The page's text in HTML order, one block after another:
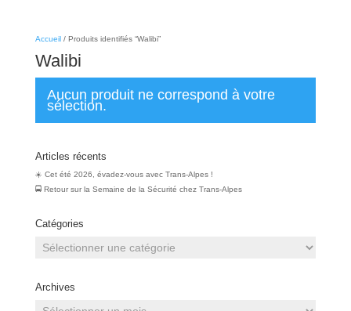
Accueil/ Produits identifiés “Walibi”
Walibi
Aucun produit ne correspond à votre
sélection.
Articles récents
☀️ Cet été 2026, évadez-vous avec Trans-Alpes !
🚍 Retour sur la Semaine de la Sécurité chez Trans‑Alpes
Catégories
Archives